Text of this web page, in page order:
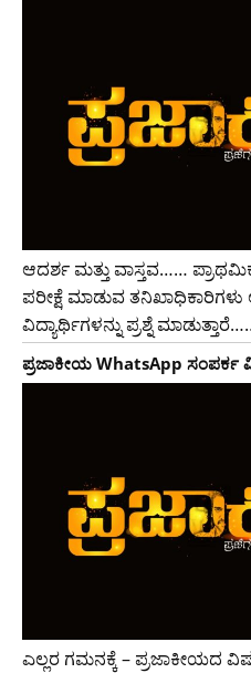
ಆದರ್ಶ ಮತ್ತು ವಾಸ್ತವ……
ಪರೀಕ್ಷೆ ಮಾಡುವ
ವಿದ್ಯಾರ್ಥಿಗಳನ್ನು ಪ್ರಶ್ನೆ
ಪ್ರಜಾಕೀಯ WhatsApp ಸಂಪರ್ಕ
ಎಲ್ಲರ ಗಮನಕ್ಕೆ – ಪ್ರಜಾಕೀಯದ